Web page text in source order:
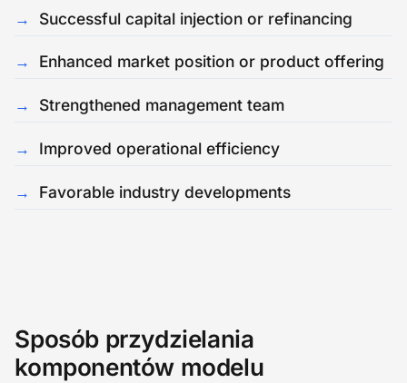
Successful capital injection or refinancing
Enhanced market position or product offering
Strengthened management team
Improved operational efficiency
Favorable industry developments
Sposób przydzielania
komponentów modelu